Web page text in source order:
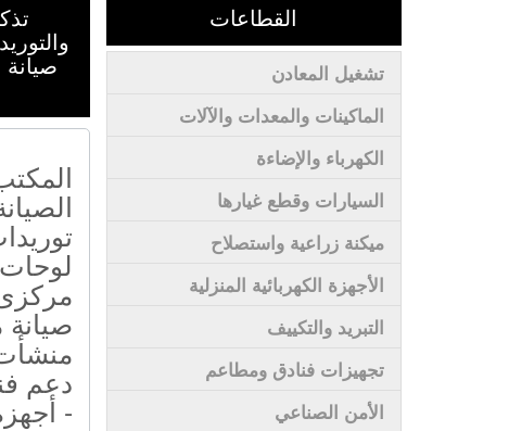
القطاعات
تشغيل المعادن
الماكينات والمعدات والآلات
الكهرباء والإضاءة
السيارات وقطع غيارها
ميكنة زراعية واستصلاح
الأجهزة الكهربائية المنزلية
التبريد والتكييف
تجهيزات فنادق ومطاعم
الأمن الصناعي
دعم
-